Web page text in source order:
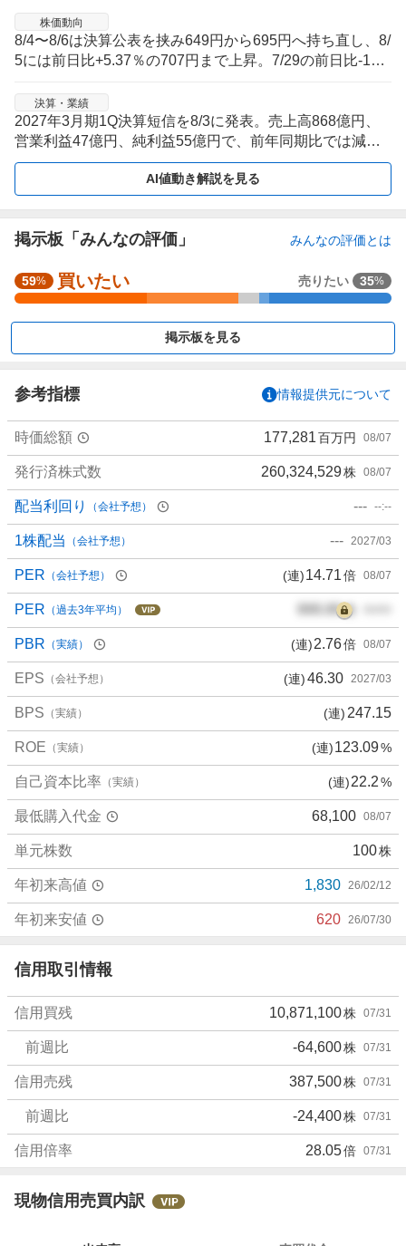
株価動向
8/4〜8/6は決算公表を挟み649円から695円へ持ち直し、8/
5には前日比+5.37％の707円まで上昇。7/29の前日比-10.3
し値幅の大きい展開が続く。
決算・業績
2027年3月期1Q決算短信を8/3に発表。売上高868億円、
営業利益47億円、純利益55億円で、前年同期比では減収
減益となった。
AI値動き解説を見る
掲示板「みんなの評価」 みんなの評価とは
強
く
買
3
5
.
1
4
%
、
買
い
た
い
4
.
3
2
%
、
子
見
5
.
4
1
%
、
売
り
た
い
2
%
、
強
く
売
た
59% 買いたい 売りたい 35%
掲示板を見る
参考指標 情報提供元について
時価総額 177,281百万円 08/07
発行済株式数 260,324,529株 08/07
配当利回り （会社予想） --- --:--
1株配当 （会社予想） --- 2027/03
PER （会社予想） (連)14.71倍 08/07
PER （過去3年平均） 000.00倍
PBR （実績） (連)2.76倍 08/07
EPS （会社予想） (連)46.30 2027/03
BPS （実績） (連) 247.15
ROE （実績） (連)123.09%
自己資本比率 （実績） (連)22.2%
最低購入代金 68,100 08/07
単元株数 100株
年初来高値 1,830 26/02/12
年初来安値 620 26/07/30
信用取引情報
信用買残 10,871,100株 07/31
前週比 -64,600株 07/31
信用売残 387,500株 07/31
前週比 -24,400株 07/31
信用倍率 28.05倍 07/31
現物信用売買内訳